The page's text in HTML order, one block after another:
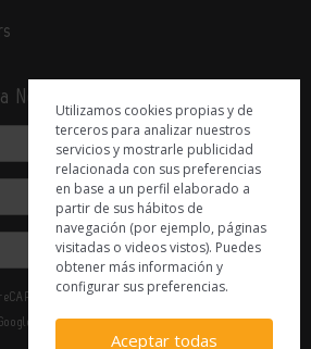
Newsletter
y se aplican la
Utilizamos cookies propias y de
terceros para analizar nuestros
servicios y mostrarle publicidad
relacionada con sus preferencias
en base a un perfil elaborado a
partir de sus hábitos de
navegación (por ejemplo, páginas
visitadas o videos vistos). Puedes
obtener más información y
configurar sus preferencias.
Aceptar todas